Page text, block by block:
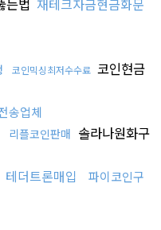
는법 재테크자금현금화문
코인믹싱최저수수료 코인현금
송업체
리플코인판매 솔라나원화구
테더트론매입
파이코인구